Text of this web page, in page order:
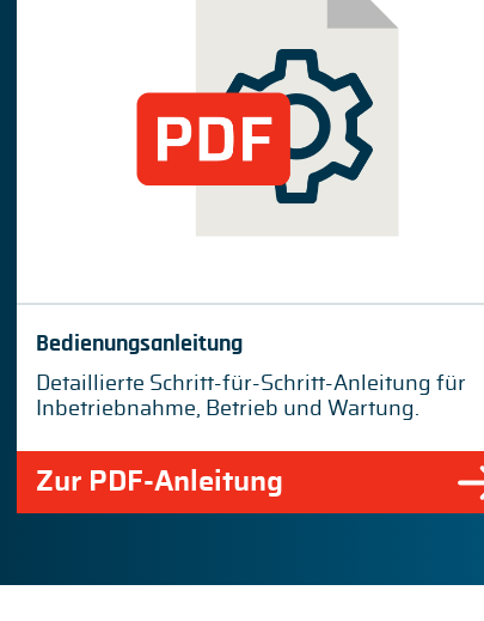
Bedienungsanleitung
Detaillierte Schritt-für-Schritt-Anleitung für
Inbetriebnahme, Betrieb und Wartung.
Zur PDF-Anleitung